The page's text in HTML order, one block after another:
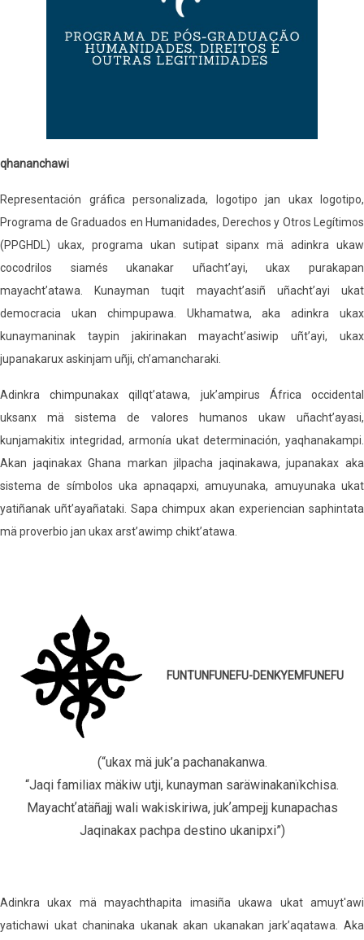
qhananchawi
Representación gráfica personalizada, logotipo jan ukax logotipo,
Programa de Graduados en Humanidades, Derechos y Otros Legítimos
(PPGHDL) ukax, programa ukan sutipat sipanx mä adinkra ukaw
cocodrilos siamés ukanakar uñacht’ayi, ukax purakapan
mayacht’atawa. Kunayman tuqit mayacht’asiñ uñacht’ayi ukat
democracia ukan chimpupawa. Ukhamatwa, aka adinkra ukax
kunaymaninak taypin jakirinakan mayacht’asiwip uñt’ayi, ukax
jupanakarux askinjam uñji, ch’amancharaki.
Adinkra chimpunakax qillqt’atawa, juk’ampirus África occidental
uksanx mä sistema de valores humanos ukaw uñacht’ayasi,
kunjamakitix integridad, armonía ukat determinación, yaqhanakampi.
Akan jaqinakax Ghana markan jilpacha jaqinakawa, jupanakax aka
sistema de símbolos uka apnaqapxi, amuyunaka, amuyunaka ukat
yatiñanak uñt’ayañataki. Sapa chimpux akan experiencian saphintata
mä proverbio jan ukax arst’awimp chikt’atawa.
FUNTUNFUNEFU-DENKYEMFUNEFU
(“ukax mä juk’a pachanakanwa.
“Jaqi familiax mäkiw utji, kunayman saräwinakanïkchisa.
Mayachtʼatäñajj wali wakiskiriwa, jukʼampejj kunapachas
Jaqinakax pachpa destino ukanipxi”)
Adinkra ukax mä mayachthapita imasiña ukawa ukat amuyt'awi
yatichawi ukat chaninaka ukanak akan ukanakan jark’aqatawa. Aka